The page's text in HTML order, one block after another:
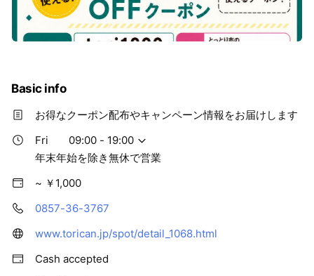
Basic info
お得なクーポン配布やキャンペーン情報をお届けします
Fri
09:00 - 19:00
年末年始を除き無休で営業
~ ￥1,000
0857-36-3767
www.torican.jp/spot/detail_1068.html
Cash accepted